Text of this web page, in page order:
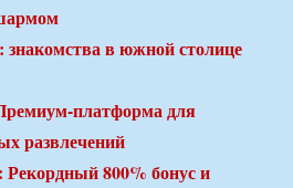
знакомства в южной столице
платформа для
развлечений
800% бонус и